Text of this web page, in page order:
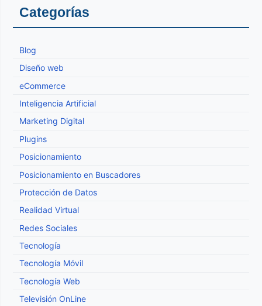
Categorías
Blog
Diseño web
eCommerce
Inteligencia Artificial
Marketing Digital
Plugins
Posicionamiento
Posicionamiento en Buscadores
Protección de Datos
Realidad Virtual
Redes Sociales
Tecnología
Tecnología Móvil
Tecnología Web
Televisión OnLine